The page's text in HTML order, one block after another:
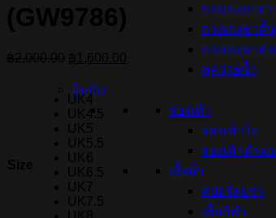
กางเกงขายา
กางเกงขาสั้น
กางเกงขาส
ชุดว่ายน้ำ
ผู้หญิง
รองเท้า
รองเท้าวิ่ง
รองเท้าลำลอ
เสื้อผ้า
สปอร์ตบรา
เสื้อกีฬา
was:
฿2,000.00.
UK4